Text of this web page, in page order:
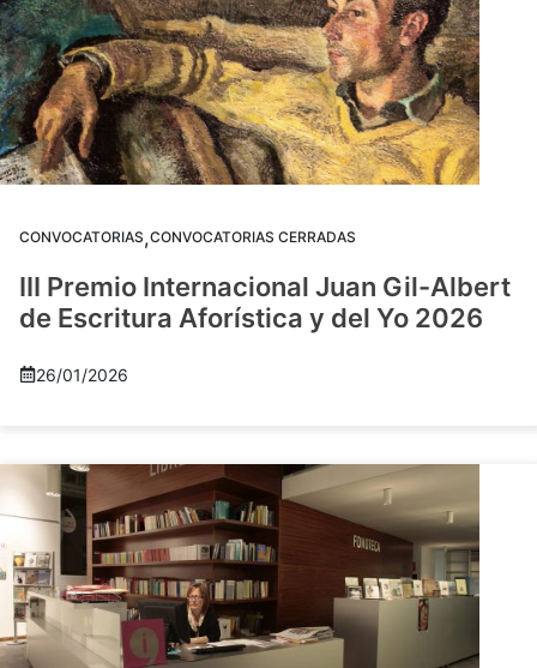
CONVOCATORIAS,CONVOCATORIAS CERRADAS
III Premio Internacional Juan Gil-Albert
de Escritura Aforística y del Yo 2026
26/01/2026